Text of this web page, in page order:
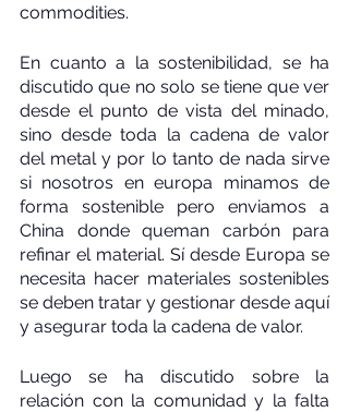
commodities.
En cuanto a la sostenibilidad, se ha
discutido que no solo se tiene que ver
desde el punto de vista del minado,
sino desde toda la cadena de valor
del metal y por lo tanto de nada sirve
si nosotros en europa minamos de
forma sostenible pero enviamos a
China donde queman carbón para
refinar el material. Sí desde Europa se
necesita hacer materiales sostenibles
se deben tratar y gestionar desde aquí
y asegurar toda la cadena de valor.
Luego se ha discutido sobre la
relación con la comunidad y la falta